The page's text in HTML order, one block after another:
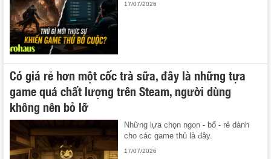
17/07/2026
Có giá rẻ hơn một cốc trà sữa, đây là những tựa
game quá chất lượng trên Steam, người dùng
không nên bỏ lỡ
Những lựa chọn ngon - bổ - rẻ dành
cho các game thủ là đây.
17/07/2026